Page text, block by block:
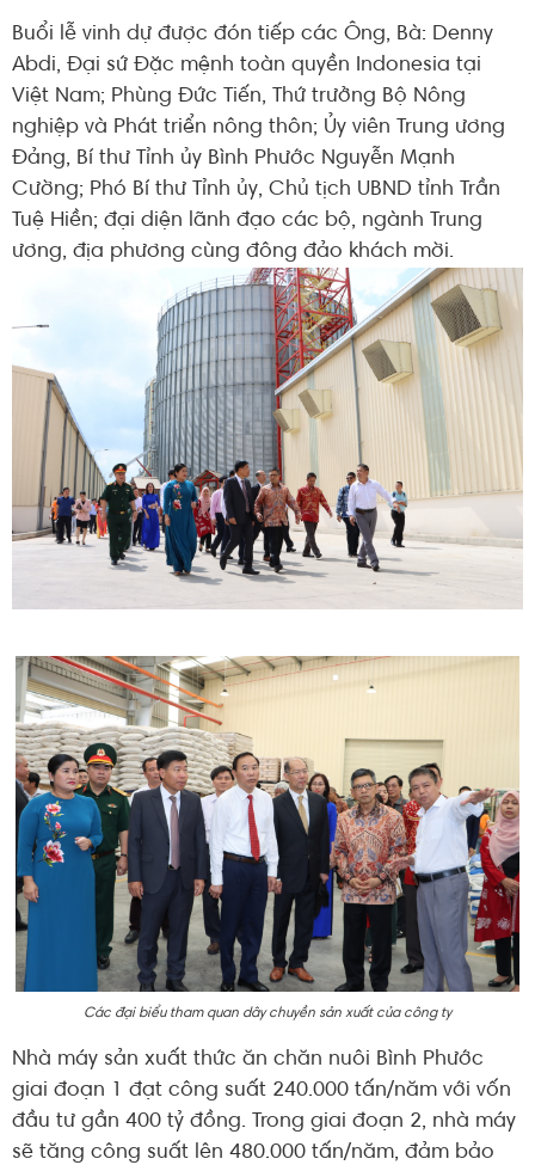
Buổi lễ vinh dự được đón tiếp các Ông, Bà: Denny
Abdi, Đại sứ Đặc mệnh toàn quyền Indonesia tại
Việt Nam; Phùng Đức Tiến, Thứ trưởng Bộ Nông
nghiệp và Phát triển nông thôn; Ủy viên Trung ương
Đảng, Bí thư Tỉnh ủy Bình Phước Nguyễn Mạnh
Cường; Phó Bí thư Tỉnh ủy, Chủ tịch UBND tỉnh Trần
Tuệ Hiền; đại diện lãnh đạo các bộ, ngành Trung
ương, địa phương cùng đông đảo khách mời.
Các đại biểu tham quan dây chuyền sản xuất của công ty
Nhà máy sản xuất thức ăn chăn nuôi Bình Phước
giai đoạn 1 đạt công suất 240.000 tấn/năm với vốn
đầu tư gần 400 tỷ đồng. Trong giai đoạn 2, nhà máy
sẽ tăng công suất lên 480.000 tấn/năm, đảm bảo